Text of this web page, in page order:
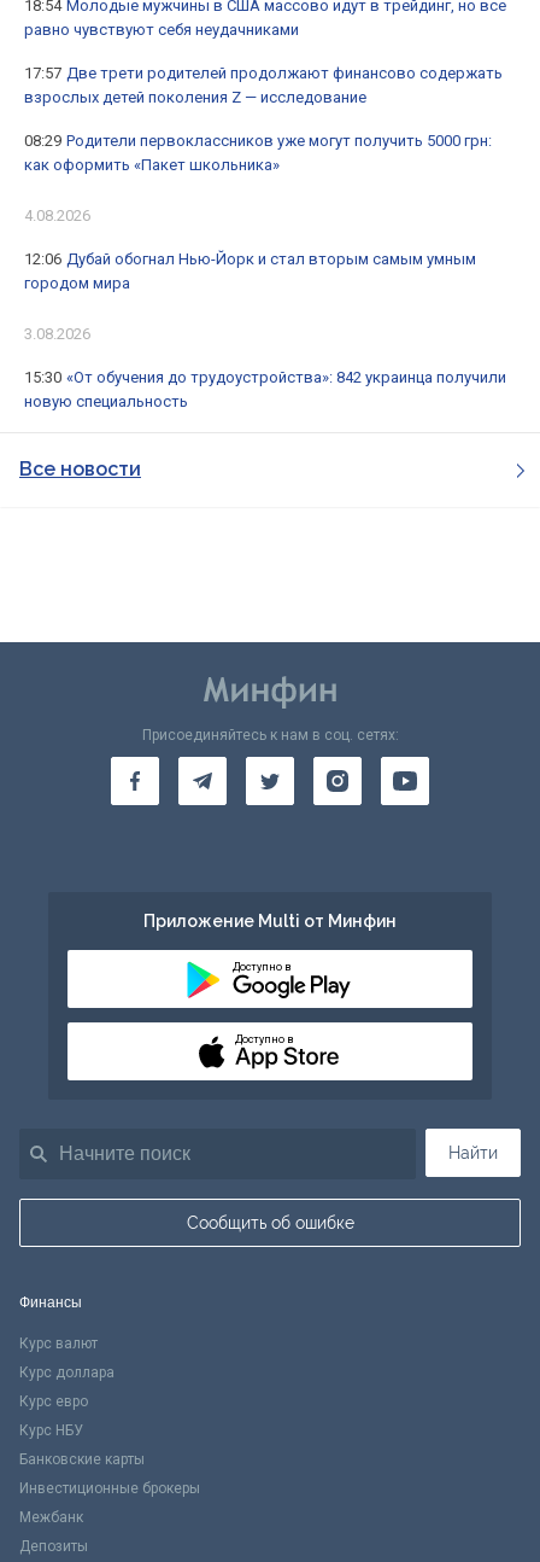
18:54 Молодые мужчины в США массово идут в трейдинг, но все
равно чувствуют себя неудачниками
17:57 Две трети родителей продолжают финансово содержать
взрослых детей поколения Z — исследование
08:29 Родители первоклассников уже могут получить 5000 грн:
как оформить «Пакет школьника»
4.08.2026
12:06 Дубай обогнал Нью-Йорк и стал вторым самым умным
городом мира
3.08.2026
15:30 «От обучения до трудоустройства»: 842 украинца получили
новую специальность
Все новости
Найти
Сообщить об ошибке
Присоединяйтесь к нам в соц. сетях:
Приложение Multi от Минфин
Доступно в
Доступно в
Финансы
Курс валют
Курс доллара
Курс евро
Курс НБУ
Банковские карты
Инвестиционные брокеры
Межбанк
Депозиты